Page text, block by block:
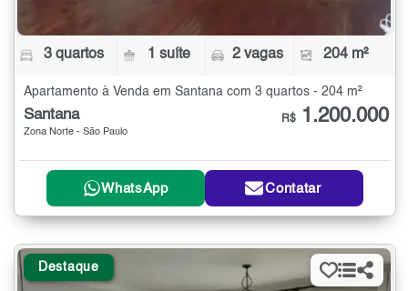
3 quartos 1 suíte 2 vagas 204 m²
Apartamento à Venda em Santana com 3 quartos - 204 m²
Santana
Zona Norte - São Paulo
R$ 1.200.000
WhatsApp Contatar
Destaque